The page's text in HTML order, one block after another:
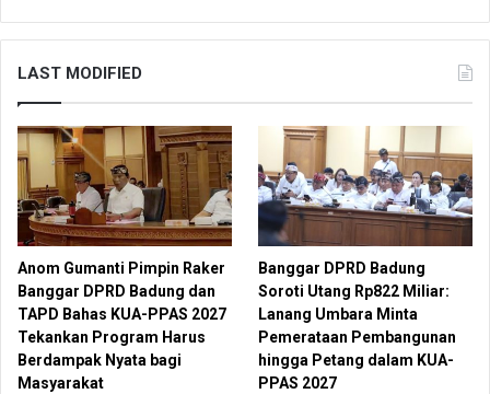
LAST MODIFIED
Anom Gumanti Pimpin Raker
Banggar DPRD Badung dan
TAPD Bahas KUA-PPAS 2027
Tekankan Program Harus
Berdampak Nyata bagi
Masyarakat
Banggar DPRD Badung
Soroti Utang Rp822 Miliar:
Lanang Umbara Minta
Pemerataan Pembangunan
hingga Petang dalam KUA-
PPAS 2027